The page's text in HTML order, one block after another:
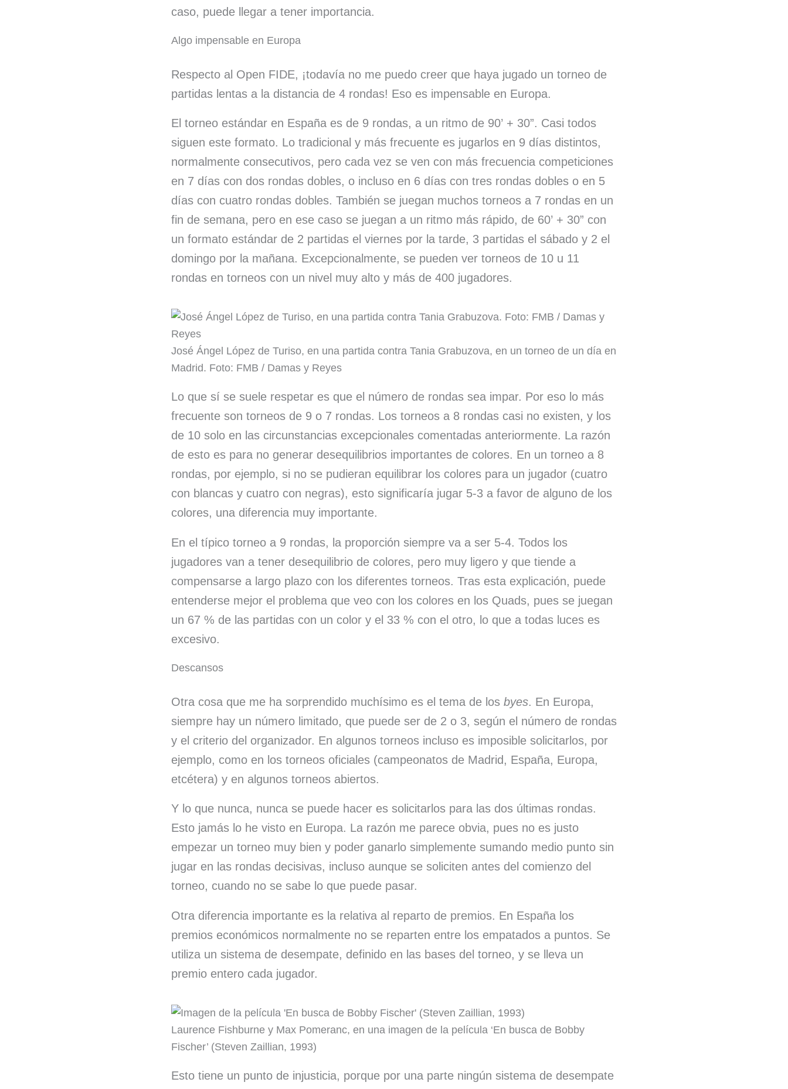
caso, puede llegar a tener importancia.
Algo impensable en Europa
Respecto al Open FIDE, ¡todavía no me puedo creer que haya jugado un torneo de
partidas lentas a la distancia de 4 rondas! Eso es impensable en Europa.
El torneo estándar en España es de 9 rondas, a un ritmo de 90’ + 30”. Casi todos
siguen este formato. Lo tradicional y más frecuente es jugarlos en 9 días distintos,
normalmente consecutivos, pero cada vez se ven con más frecuencia competiciones
en 7 días con dos rondas dobles, o incluso en 6 días con tres rondas dobles o en 5
días con cuatro rondas dobles. También se juegan muchos torneos a 7 rondas en un
fin de semana, pero en ese caso se juegan a un ritmo más rápido, de 60’ + 30” con
un formato estándar de 2 partidas el viernes por la tarde, 3 partidas el sábado y 2 el
domingo por la mañana. Excepcionalmente, se pueden ver torneos de 10 u 11
rondas en torneos con un nivel muy alto y más de 400 jugadores.
José Ángel López de Turiso, en una partida contra Tania Grabuzova, en un torneo de un día en
Madrid. Foto: FMB / Damas y Reyes
Lo que sí se suele respetar es que el número de rondas sea impar. Por eso lo más
frecuente son torneos de 9 o 7 rondas. Los torneos a 8 rondas casi no existen, y los
de 10 solo en las circunstancias excepcionales comentadas anteriormente. La razón
de esto es para no generar desequilibrios importantes de colores. En un torneo a 8
rondas, por ejemplo, si no se pudieran equilibrar los colores para un jugador (cuatro
con blancas y cuatro con negras), esto significaría jugar 5-3 a favor de alguno de los
colores, una diferencia muy importante.
En el típico torneo a 9 rondas, la proporción siempre va a ser 5-4. Todos los
jugadores van a tener desequilibrio de colores, pero muy ligero y que tiende a
compensarse a largo plazo con los diferentes torneos. Tras esta explicación, puede
entenderse mejor el problema que veo con los colores en los Quads, pues se juegan
un 67 % de las partidas con un color y el 33 % con el otro, lo que a todas luces es
excesivo.
Descansos
Otra cosa que me ha sorprendido muchísimo es el tema de los byes. En Europa,
siempre hay un número limitado, que puede ser de 2 o 3, según el número de rondas
y el criterio del organizador. En algunos torneos incluso es imposible solicitarlos, por
ejemplo, como en los torneos oficiales (campeonatos de Madrid, España, Europa,
etcétera) y en algunos torneos abiertos.
Y lo que nunca, nunca se puede hacer es solicitarlos para las dos últimas rondas.
Esto jamás lo he visto en Europa. La razón me parece obvia, pues no es justo
empezar un torneo muy bien y poder ganarlo simplemente sumando medio punto sin
jugar en las rondas decisivas, incluso aunque se soliciten antes del comienzo del
torneo, cuando no se sabe lo que puede pasar.
Otra diferencia importante es la relativa al reparto de premios. En España los
premios económicos normalmente no se reparten entre los empatados a puntos. Se
utiliza un sistema de desempate, definido en las bases del torneo, y se lleva un
premio entero cada jugador.
Laurence Fishburne y Max Pomeranc, en una imagen de la película ‘En busca de Bobby
Fischer’ (Steven Zaillian, 1993)
Esto tiene un punto de injusticia, porque por una parte ningún sistema de desempate